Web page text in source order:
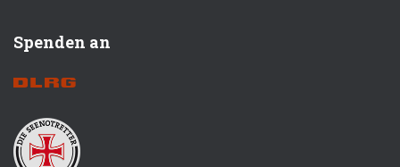
Spenden an